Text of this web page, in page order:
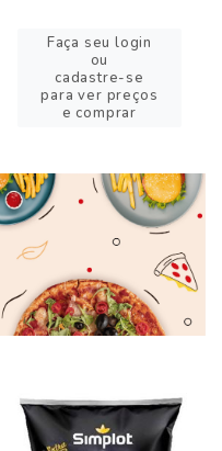
Faça seu login
ou
cadastre-se
para ver preços
e comprar